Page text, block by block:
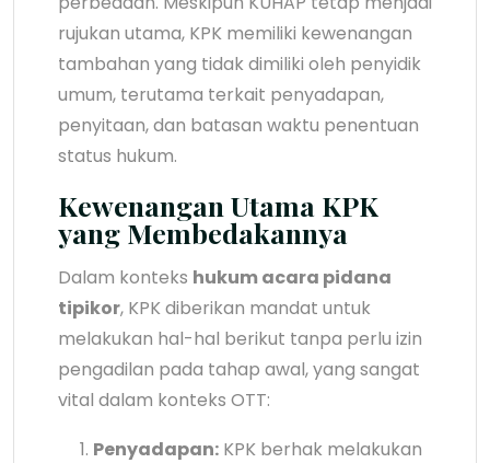
rujukan utama, KPK memiliki kewenangan
tambahan yang tidak dimiliki oleh penyidik
umum, terutama terkait penyadapan,
penyitaan, dan batasan waktu penentuan
status hukum.
Kewenangan Utama KPK
yang Membedakannya
Dalam konteks hukum acara pidana
tipikor, KPK diberikan mandat untuk
melakukan hal-hal berikut tanpa perlu izin
pengadilan pada tahap awal, yang sangat
vital dalam konteks OTT:
Penyadapan: KPK berhak melakukan